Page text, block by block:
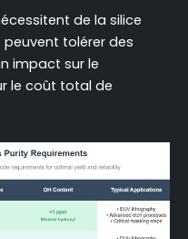
de la silice
tolérer des
impact sur le
le coût total de